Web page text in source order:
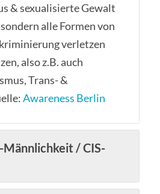
& sexualisierte Gewalt
alle Formen von
verletzen
also z.B. auch
Trans- &
Awareness Berlin
Männlichkeit / CIS-